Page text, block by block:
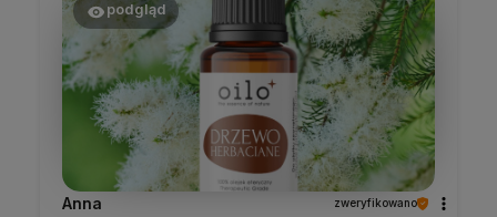
podgląd
Anna zweryfikowano